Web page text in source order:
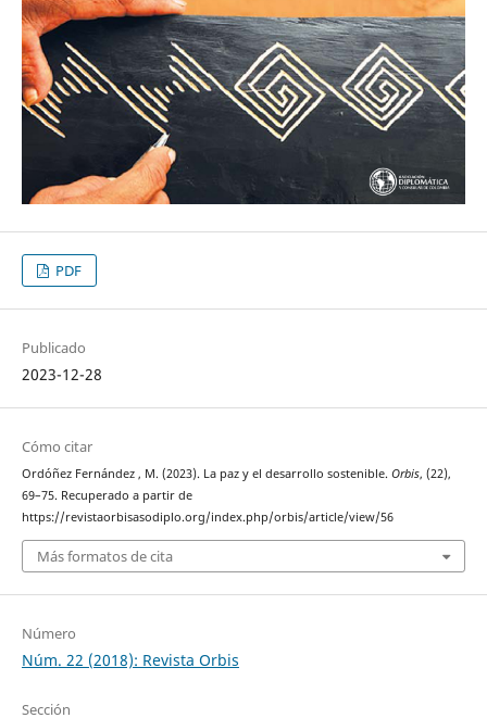
PDF
Publicado
2023-12-28
Cómo citar
Ordóñez Fernández , M. (2023). La paz y el desarrollo sostenible. Orbis, (22),
69–75. Recuperado a partir de
https://revistaorbisasodiplo.org/index.php/orbis/article/view/56
Más formatos de cita
Número
Núm. 22 (2018): Revista Orbis
Sección